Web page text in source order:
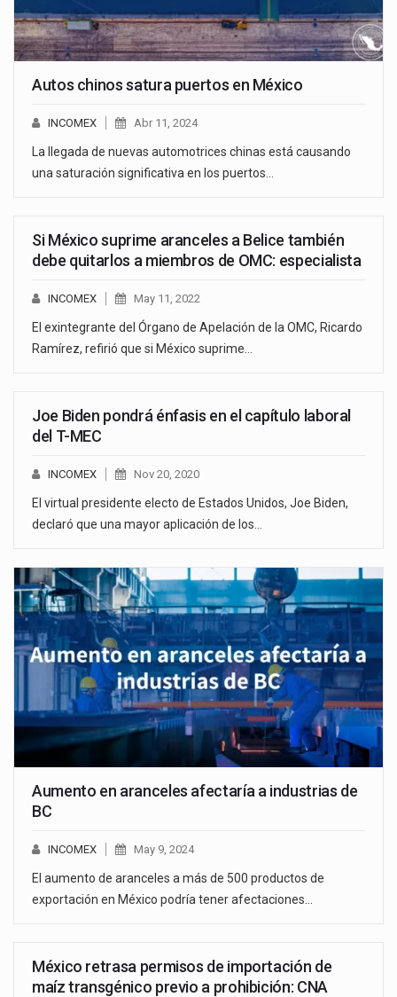
Autos chinos satura puertos en México
INCOMEX Abr 11, 2024
La llegada de nuevas automotrices chinas está causando
una saturación significativa en los puertos…
Si México suprime aranceles a Belice también
debe quitarlos a miembros de OMC: especialista
INCOMEX May 11, 2022
El exintegrante del Órgano de Apelación de la OMC, Ricardo
Ramírez, refirió que si México suprime…
Joe Biden pondrá énfasis en el capítulo laboral
del T-MEC
INCOMEX Nov 20, 2020
El virtual presidente electo de Estados Unidos, Joe Biden,
declaró que una mayor aplicación de los…
Aumento en aranceles afectaría a industrias de
BC
INCOMEX May 9, 2024
El aumento de aranceles a más de 500 productos de
exportación en México podría tener afectaciones…
México retrasa permisos de importación de
maíz transgénico previo a prohibición: CNA